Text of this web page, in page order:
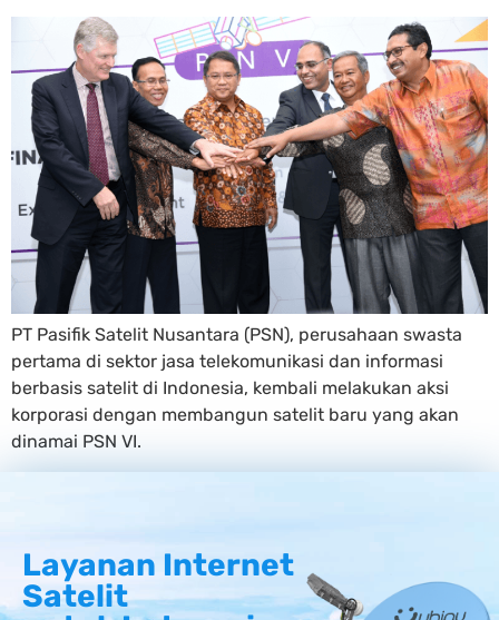
PT Pasifik Satelit Nusantara (PSN), perusahaan swasta
pertama di sektor jasa telekomunikasi dan informasi
berbasis satelit di Indonesia, kembali melakukan aksi
korporasi dengan membangun satelit baru yang akan
dinamai PSN VI.
Layanan Internet
Satelit